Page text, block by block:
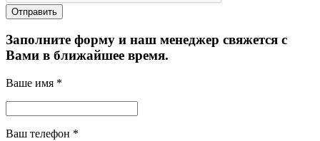
Заполните форму и наш менеджер свяжется с
Вами в ближайшее время.
Ваше имя *
Ваш телефон *